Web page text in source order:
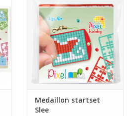
Medaillon startset
Slee